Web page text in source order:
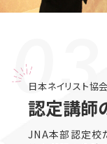
日本ネイリスト協
認定講師
JNA本部認定校